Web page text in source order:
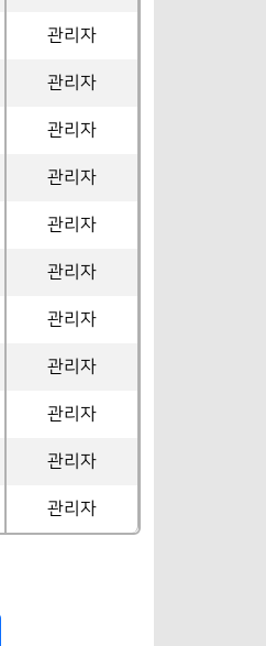
관리자
관리자
관리자
관리자
관리자
관리자
관리자
관리자
관리자
관리자
관리자